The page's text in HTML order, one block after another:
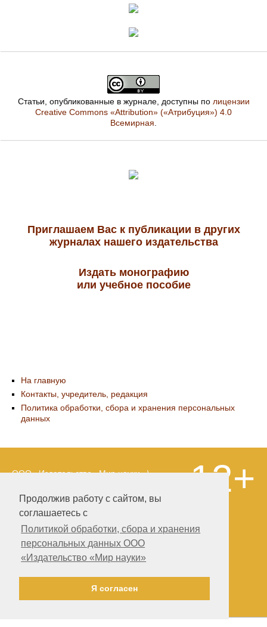
Продолжив работу с сайтом, вы
соглашаетесь с
Политикой обработки, сбора и хранения
персональных данных ООО
«Издательство «Мир науки»
Я согласен
Статьи, опубликованные в журнале, доступны по лицензии
Creative Commons «Attribution» («Атрибуция») 4.0
Всемирная
Приглашаем Вас к публикации в других
журналах нашего издательства
Издать монографию
или учебное пособие
На главную
Контакты, учредитель, редакция
Политика обработки, сбора и хранения персональных
данных
ООО «Издательство «Мир науки» \
LLC Материалы, размещенные на сайте,
охраняются Законом о защите авторских
прав. Публикация любых материалов
этого сайта запрещена без
предварительного согласования с
издательством. Авторские права на
размещенные на сайте научные
Александр Павлов, pavlov@mir-nauki.com
12+